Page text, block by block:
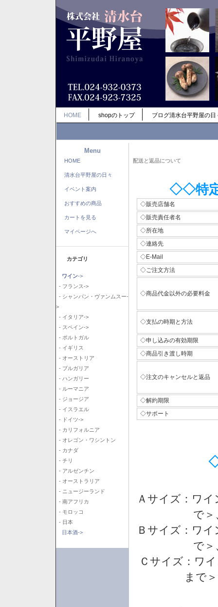
HOME shopのトップ ブログ清水台平野屋の日
Menu
HOME
清水台平野屋の日々
イベント案内
おすすめの商品
カートを見る
マイページへ
カテゴリ
ワイン->
- フランス->
- シャンパン・ヴァンムスー-
>
- イタリア->
- スペイン->
- ポルトガル
- イギリス
- オーストリア
- ブルガリア
- ハンガリー
- ルーマニア
- ジョージア
- イスラエル
- ドイツ->
- カリフォルニア
- オレゴン・ワシントン
- カナダ
- チリ
- アルゼンチン
- オーストラリア
- ニュージーランド
- 南アフリカ
- モロッコ
- 日本
日本酒->
配送と返品について
◇◇特
◇販売店舗名
◇販売責任者名
◇所在地
◇連絡先
◇E-Mail
◇ご注文方法
◇商品代金以外の必要料金
◇支払の時期と方法
◇申し込みの有効期限
◇商品引き渡し時期
◇注文のキャンセルと返品
◇解約期限
◇サポート
Ａサイズ：ワ
で
Ｂサイズ：ワ
で
Ｃサイズ：ワ
まで